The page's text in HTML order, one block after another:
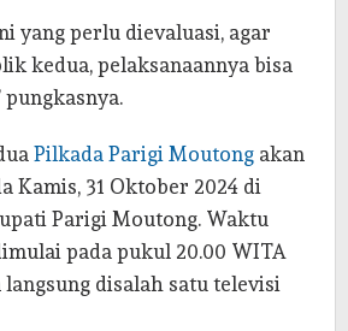
yang perlu dievaluasi, agar
kedua, pelaksanaannya bisa
Pilkada Parigi Moutong akan
Kamis, 31 Oktober 2024 di
Parigi Moutong. Waktu
pada pukul 20.00 WITA
disalah satu televisi